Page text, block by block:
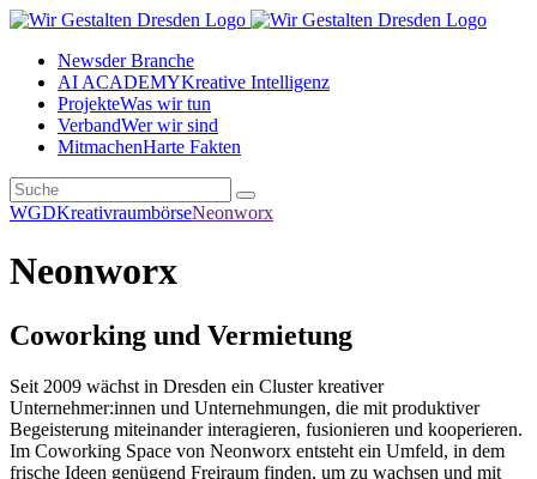
Newsder Branche
AI ACADEMYKreative Intelligenz
ProjekteWas wir tun
VerbandWer wir sind
MitmachenHarte Fakten
WGDKreativraumbörseNeonworx
Neonworx
Coworking und Vermietung
Seit 2009 wächst in Dresden ein Cluster kreativer
Unternehmer:innen und Unternehmungen, die mit produktiver
Begeisterung miteinander interagieren, fusionieren und kooperieren.
Im Coworking Space von Neonworx entsteht ein Umfeld, in dem
frische Ideen genügend Freiraum finden, um zu wachsen und mit